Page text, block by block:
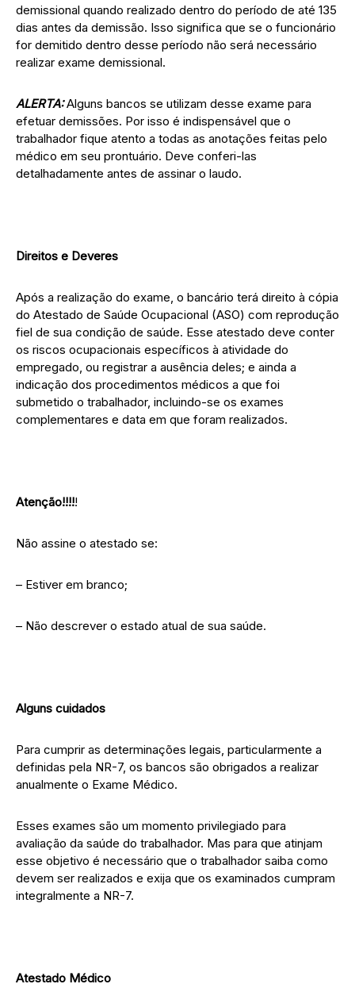
demissional quando realizado dentro do período de até 135
dias antes da demissão. Isso significa que se o funcionário
for demitido dentro desse período não será necessário
realizar exame demissional.
ALERTA:Alguns bancos se utilizam desse exame para
efetuar demissões. Por isso é indispensável que o
trabalhador fique atento a todas as anotações feitas pelo
médico em seu prontuário. Deve conferi-las
detalhadamente antes de assinar o laudo.
Direitos e Deveres
Após a realização do exame, o bancário terá direito à cópia
do Atestado de Saúde Ocupacional (ASO) com reprodução
fiel de sua condição de saúde. Esse atestado deve conter
os riscos ocupacionais específicos à atividade do
empregado, ou registrar a ausência deles; e ainda a
indicação dos procedimentos médicos a que foi
submetido o trabalhador, incluindo-se os exames
complementares e data em que foram realizados.
Atenção!!!!!
Não assine o atestado se:
– Estiver em branco;
– Não descrever o estado atual de sua saúde.
Alguns cuidados
Para cumprir as determinações legais, particularmente a
definidas pela NR-7, os bancos são obrigados a realizar
anualmente o Exame Médico.
Esses exames são um momento privilegiado para
avaliação da saúde do trabalhador. Mas para que atinjam
esse objetivo é necessário que o trabalhador saiba como
devem ser realizados e exija que os examinados cumpram
integralmente a NR-7.
Atestado Médico